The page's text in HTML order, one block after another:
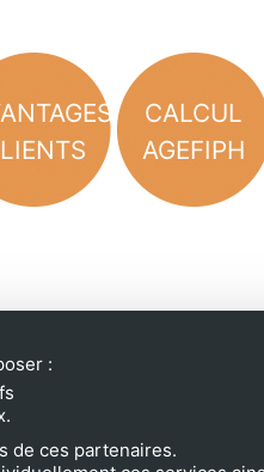
CALCUL
AGEFIPH
:
de ces partenaires.